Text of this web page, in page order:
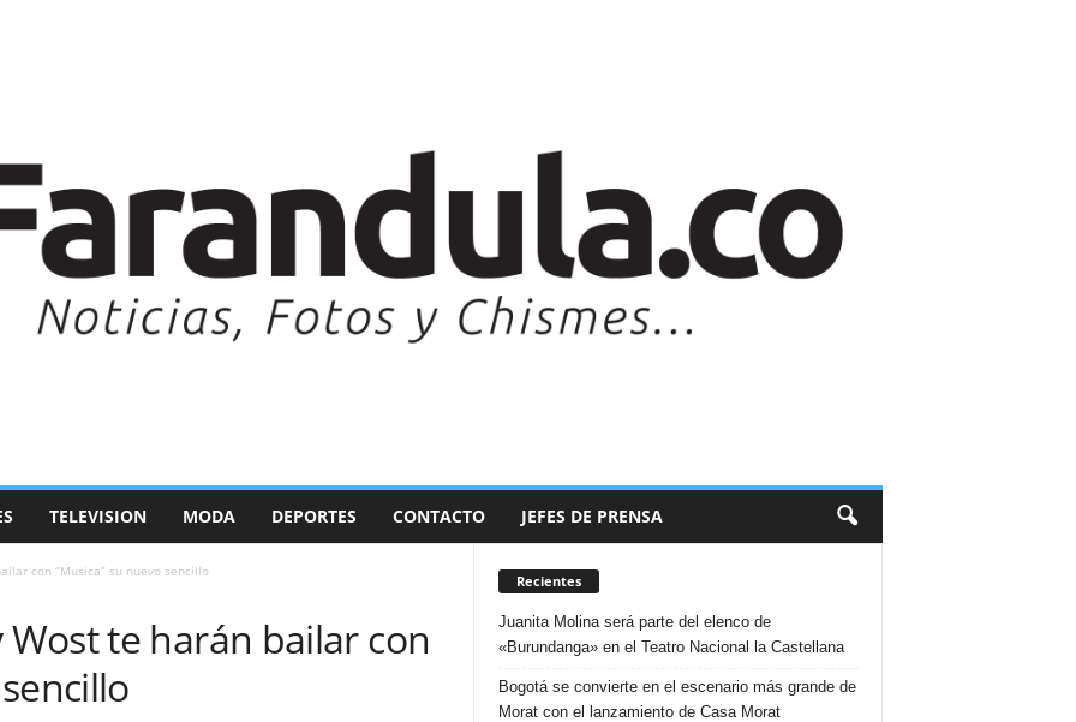
TELEVISION MODA DEPORTES CONTACTO JEFES DE PRENSA
con “Musica” su nuevo sencillo
te harán bailar con
Recientes
Juanita Molina será parte del elenco de
«Burundanga» en el Teatro Nacional la Castellana
Bogotá se convierte en el escenario más grande de
Morat con el lanzamiento de Casa Morat